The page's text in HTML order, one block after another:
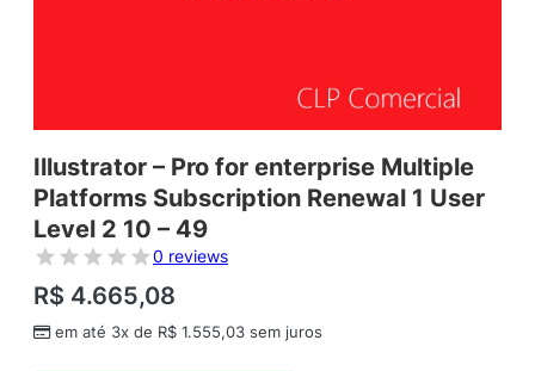
Illustrator – Pro for enterprise Multiple
Platforms Subscription Renewal 1 User
Level 2 10 – 49
0 reviews
R$ 4.665,08
em até 3x de R$ 1.555,03 sem juros